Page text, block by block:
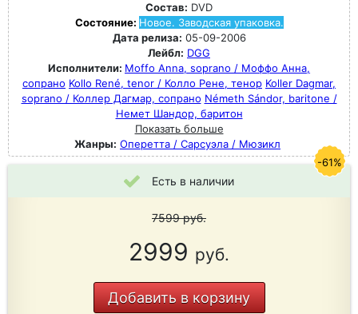
Состав: DVD
Состояние: Новое. Заводская упаковка.
Дата релиза: 05-09-2006
Лейбл: DGG
Исполнители: Moffo Anna, soprano / Моффо Анна,
сопрано Kollo René, tenor / Колло Рене, тенор Koller Dagmar,
soprano / Коллер Дагмар, сопрано Németh Sándor, baritone /
Немет Шандор, баритон
Показать больше
Жанры: Оперетта / Сарсуэла / Мюзикл
Есть в наличии
7599руб.
2999 руб.
Добавить в корзину
-61%